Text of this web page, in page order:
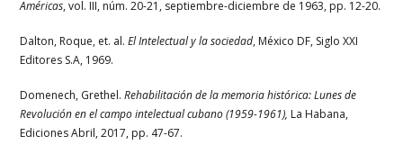
Américas, vol. III, núm. 20-21, septiembre-diciembre de 1963, pp. 12-20.
Dalton, Roque, et. al. El Intelectual y la sociedad, México DF, Siglo XXI
Editores S.A, 1969.
Domenech, Grethel.Rehabilitación de la memoria histórica: Lunes de
Revolución en el campo intelectual cubano (1959-1961), La Habana,
Ediciones Abril, 2017, pp. 47-67.